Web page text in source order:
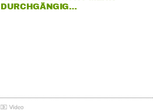
DURCHGÄNGIG…